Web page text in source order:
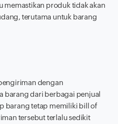
memastikan produk tidak akan
terutama untuk barang
dengan
barang dari berbagai penjual
barang tetap memiliki bill of
tersebut terlalu sedikit